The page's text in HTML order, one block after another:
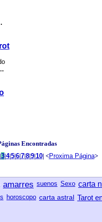
Encontradas
3|4|5|6|7|8|9|10| <Proxima Página>
amarres suenos Sexo carta
horoscopo carta astral Tarot